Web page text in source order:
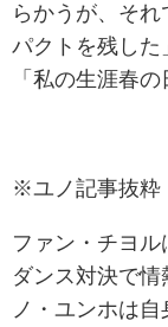
らかうが、そ
パクトを残した
「私の生涯春
※ユノ記事抜粋
ファン・チヨ
ダンス対決で
ノ・ユンホは